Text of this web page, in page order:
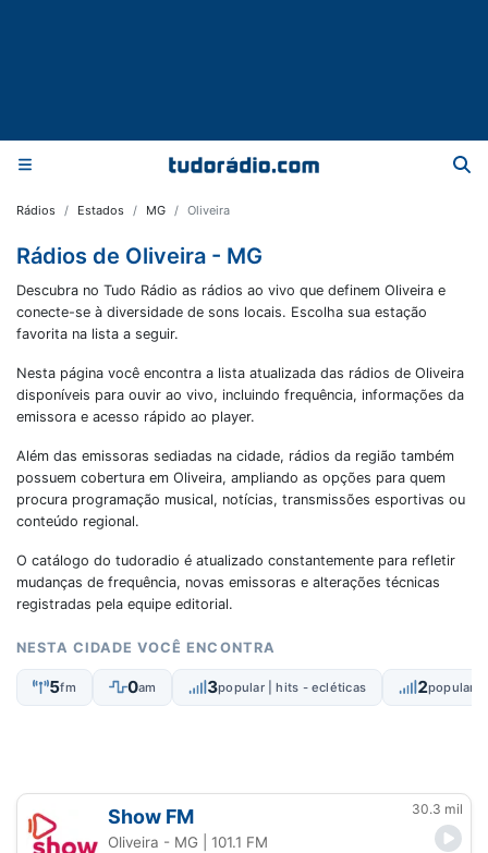
Rádios Estados MG Oliveira
Rádios de Oliveira - MG
Descubra no Tudo Rádio as rádios ao vivo que definem Oliveira e
conecte-se à diversidade de sons locais. Escolha sua estação
favorita na lista a seguir.
Nesta página você encontra a lista atualizada das rádios de Oliveira
disponíveis para ouvir ao vivo, incluindo frequência, informações da
emissora e acesso rápido ao player.
Além das emissoras sediadas na cidade, rádios da região também
possuem cobertura em Oliveira, ampliando as opções para quem
procura programação musical, notícias, transmissões esportivas ou
conteúdo regional.
O catálogo do tudoradio é atualizado constantemente para refletir
mudanças de frequência, novas emissoras e alterações técnicas
registradas pela equipe editorial.
NESTA CIDADE VOCÊ ENCONTRA
5fm 0am 3popular | hits - ecléticas 2popular |
Show FM 30.3 mil
Oliveira - MG | 101.1 FM